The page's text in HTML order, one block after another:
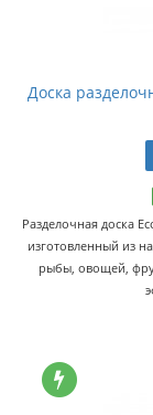
Доска
Разделочная доска
изготовленный из
рыбы, овощей,